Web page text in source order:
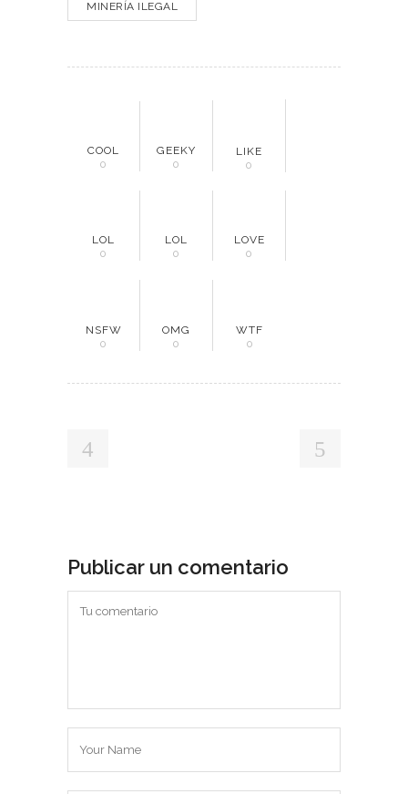
MINERÍA ILEGAL
COOL
0
GEEKY
0
LIKE
0
LOL
0
LOL
0
LOVE
0
NSFW
0
OMG
0
WTF
0
Publicar un comentario